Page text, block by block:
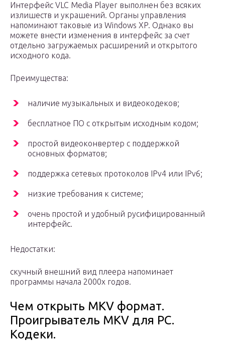
Интерфейс VLC Media Player выполнен без всяких
излишеств и украшений. Органы управления
напоминают таковые из Windows XP. Однако вы
можете внести изменения в интерфейс за счет
отдельно загружаемых расширений и открытого
исходного кода.
Преимущества:
наличие музыкальных и видеокодеков;
бесплатное ПО с открытым исходным кодом;
простой видеоконвертер с поддержкой
основных форматов;
поддержка сетевых протоколов IPv4 или IPv6;
низкие требования к системе;
очень простой и удобный русифицированный
интерфейс.
Недостатки:
скучный внешний вид плеера напоминает
программы начала 2000х годов.
Чем открыть MKV формат.
Проигрыватель MKV для PC.
Кодеки.